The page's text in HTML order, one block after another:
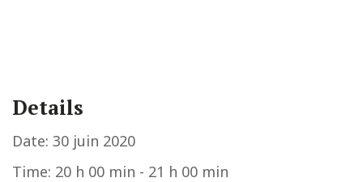
Details
Date: 30 juin 2020
Time: 20 h 00 min - 21 h 00 min